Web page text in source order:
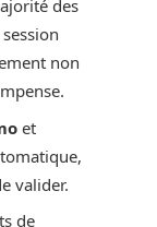
des
non
et
valider.
de